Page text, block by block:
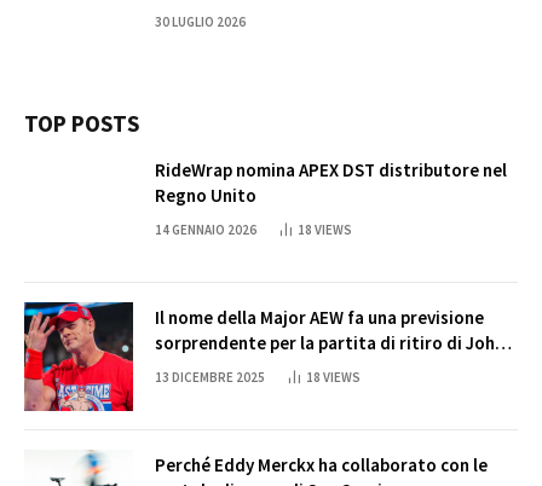
30 LUGLIO 2026
TOP POSTS
RideWrap nomina APEX DST distributore nel
Regno Unito
14 GENNAIO 2026 18 VIEWS
Il nome della Major AEW fa una previsione
sorprendente per la partita di ritiro di John
Cena
13 DICEMBRE 2025 18 VIEWS
Perché Eddy Merckx ha collaborato con le